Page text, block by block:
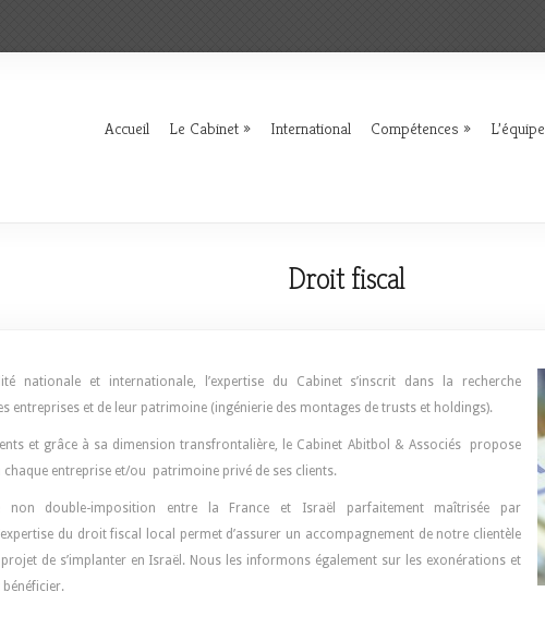
Accueil Le Cabinet International Compétences L’équipe
Droit fiscal
nationale et internationale, l’expertise du Cabinet s’inscrit dans la recherche
entreprises et de leur patrimoine (ingénierie des montages de trusts et holdings).
et grâce à sa dimension transfrontalière, le Cabinet Abitbol & Associés propose
entreprise et/ou patrimoine privé de ses clients.
non double-imposition entre la France et Israël parfaitement maîtrisée par
du droit fiscal local permet d’assurer un accompagnement de notre clientèle
de s’implanter en Israël. Nous les informons également sur les exonérations et